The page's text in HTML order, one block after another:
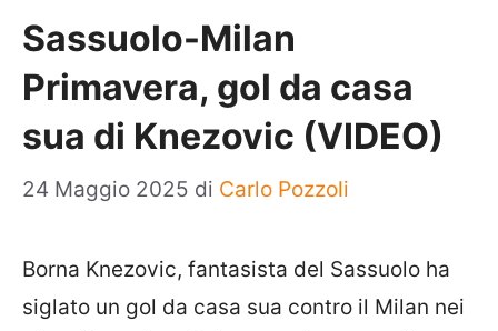
Sassuolo-Milan
Primavera, gol da casa
sua di Knezovic (VIDEO)
24 Maggio 2025 di Carlo Pozzoli
Borna Knezovic, fantasista del Sassuolo ha
siglato un gol da casa sua contro il Milan nei